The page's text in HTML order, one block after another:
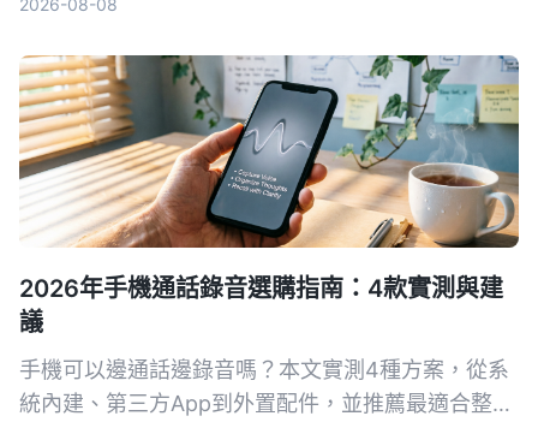
2026-08-08
2026年手機通話錄音選購指南：4款實測與建
議
手機可以邊通話邊錄音嗎？本文實測4種方案，從系
統內建、第三方App到外置配件，並推薦最適合整理